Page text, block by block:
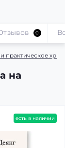
практическое
на
0
есть в наличии